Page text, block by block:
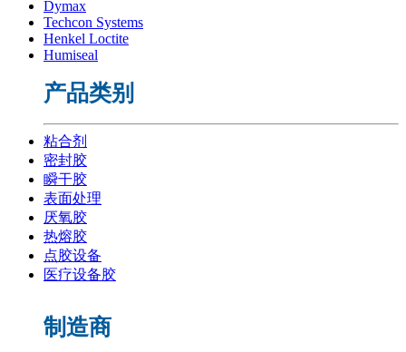
Dymax
Techcon Systems
Henkel Loctite
Humiseal
产品类别
粘合剂
密封胶
瞬干胶
表面处理
厌氧胶
热熔胶
点胶设备
医疗设备胶
制造商